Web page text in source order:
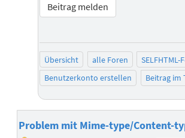
Beitrag melden
Übersicht alle Foren
SELFHTML-
Benutzerkonto erstellen
Beitrag im
Problem mit Mime-type/Content-